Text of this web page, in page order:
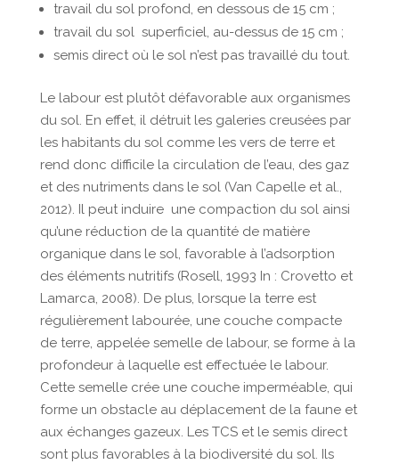
travail du sol profond, en dessous de 15 cm ;
travail du sol superficiel, au-dessus de 15 cm ;
semis direct où le sol n’est pas travaillé du tout.
Le labour est plutôt défavorable aux organismes
du sol. En effet, il détruit les galeries creusées par
les habitants du sol comme les vers de terre et
rend donc difficile la circulation de l’eau, des gaz
et des nutriments dans le sol (Van Capelle et al.,
2012). Il peut induire une compaction du sol ainsi
qu’une réduction de la quantité de matière
organique dans le sol, favorable à l’adsorption
des éléments nutritifs (Rosell, 1993 In : Crovetto et
Lamarca, 2008). De plus, lorsque la terre est
régulièrement labourée, une couche compacte
de terre, appelée semelle de labour, se forme à la
profondeur à laquelle est effectuée le labour.
Cette semelle crée une couche imperméable, qui
forme un obstacle au déplacement de la faune et
aux échanges gazeux. Les TCS et le semis direct
sont plus favorables à la biodiversité du sol. Ils